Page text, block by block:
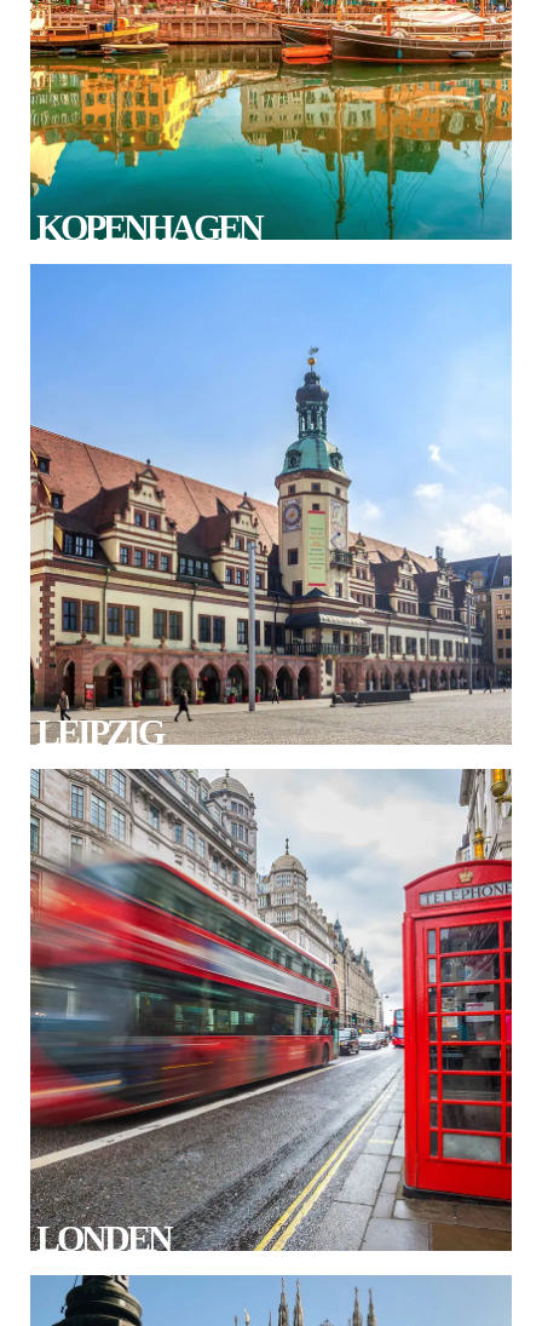
KOPENHAGEN
LEIPZIG
LONDEN